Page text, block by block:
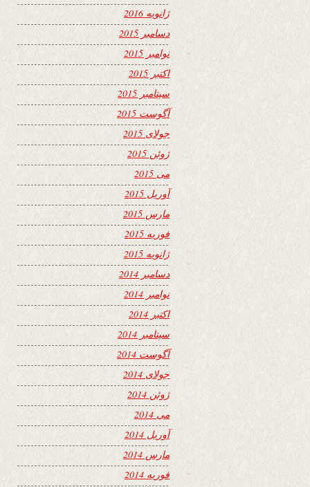
ژانویه 2016
دسامبر 2015
نوامبر 2015
اکتبر 2015
سپتامبر 2015
آگوست 2015
جولای 2015
ژوئن 2015
می 2015
آوریل 2015
مارس 2015
فوریه 2015
ژانویه 2015
دسامبر 2014
نوامبر 2014
اکتبر 2014
سپتامبر 2014
آگوست 2014
جولای 2014
ژوئن 2014
می 2014
آوریل 2014
مارس 2014
فوریه 2014